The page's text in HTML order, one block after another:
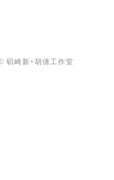
矶崎新+胡倩工作室